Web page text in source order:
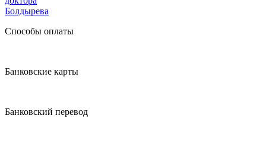
Болдырева
Способы оплаты
Банковские карты
Банковский перевод